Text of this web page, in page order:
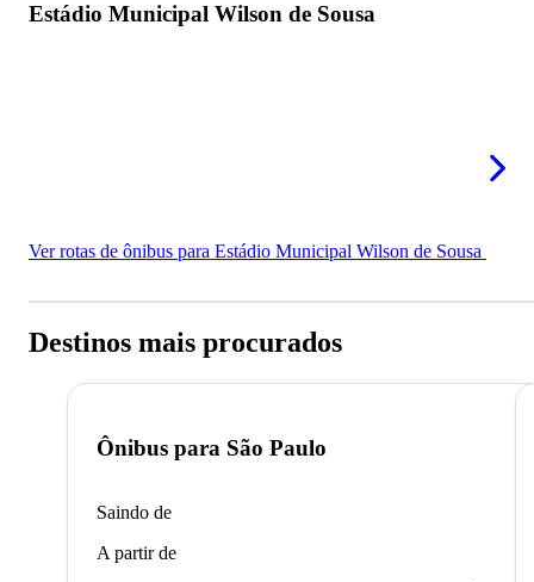
Estádio Municipal Wilson de Sousa
Ver rotas de ônibus para Estádio Municipal Wilson de Sousa
Destinos mais procurados
Ônibus para São Paulo
Saindo de
A partir de